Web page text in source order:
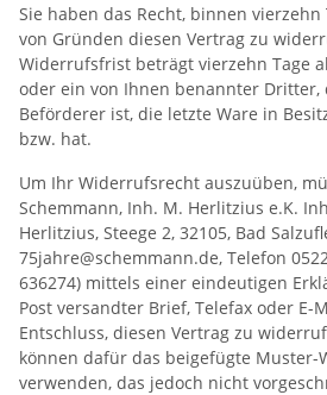
Sie haben das Recht, binnen vierzehn
von Gründen diesen Vertrag zu
Widerrufsfrist beträgt vierzehn Tage
oder ein von Ihnen benannter
Beförderer ist, die letzte Ware in
bzw. hat.
Um Ihr Widerrufsrecht auszuüben,
Schemmann, Inh. M. Herlitzius e.K.
Herlitzius, Steege 2, 32105, Bad
75jahre@schemmann.de, Telefon
636274) mittels einer eindeutigen
Post versandter Brief, Telefax oder E-
Entschluss, diesen Vertrag zu
können dafür das beigefügte
verwenden, das jedoch nicht